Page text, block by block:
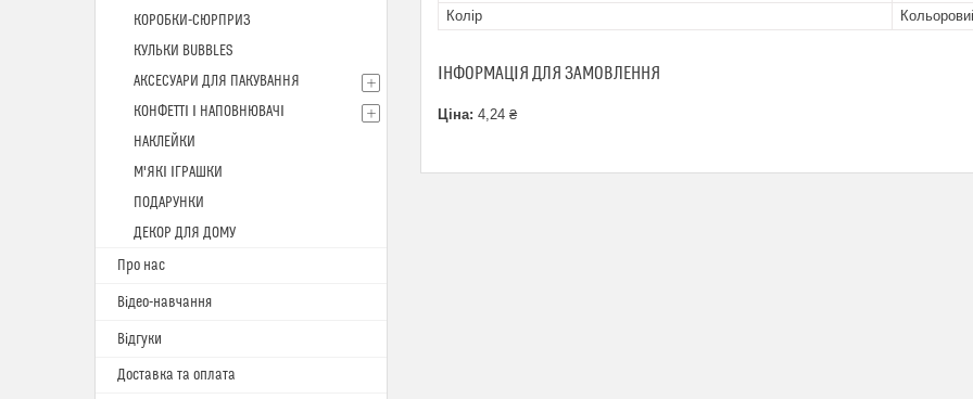
Колір
ІНФОРМАЦІЯ ДЛЯ ЗАМОВЛЕННЯ
Ціна: 4,24 ₴
КОРОБКИ-СЮРПРИЗ
КУЛЬКИ BUBBLES
АКСЕСУАРИ ДЛЯ ПАКУВАННЯ
КОНФЕТТІ І НАПОВНЮВАЧІ
НАКЛЕЙКИ
М'ЯКІ ІГРАШКИ
ПОДАРУНКИ
ДЕКОР ДЛЯ ДОМУ
Про нас
Відео-навчання
Відгуки
Доставка та оплата